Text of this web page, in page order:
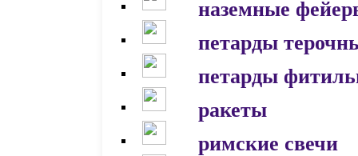
наземные
петарды
петарды
ракеты
римские свечи